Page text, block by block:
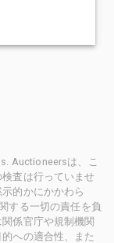
Auctioneersは、こ
査は行っていませ
的かにかかわら
する一切の責任を負
係官庁や規制機関
への適合性、また